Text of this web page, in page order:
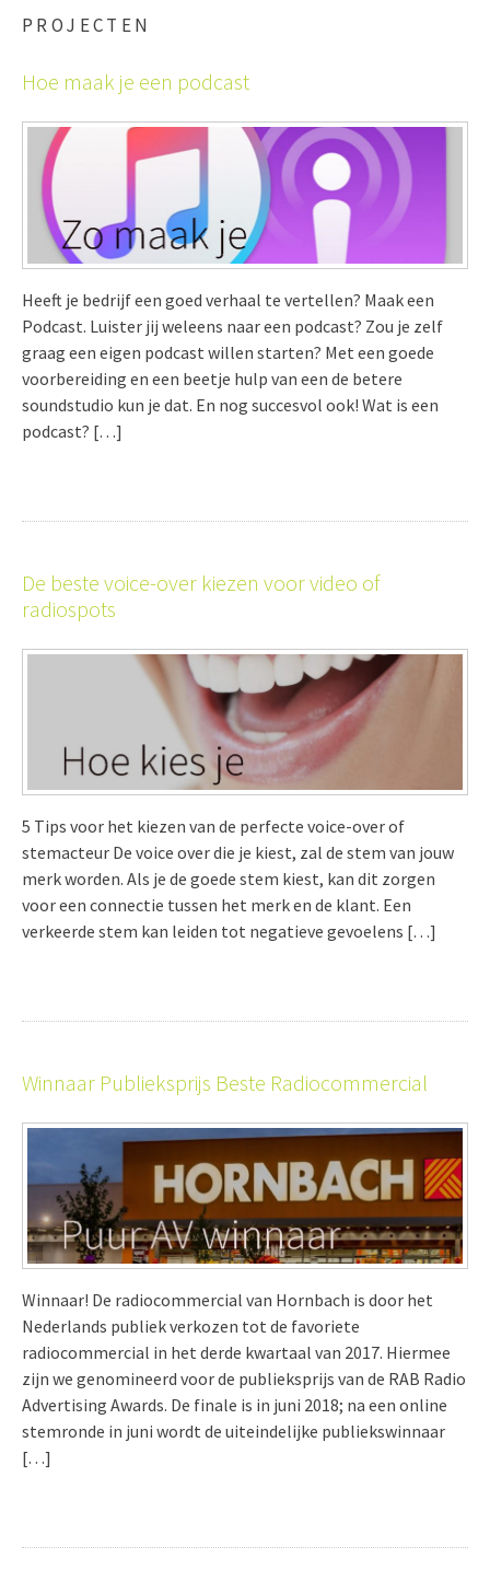
PROJECTEN
Hoe maak je een podcast
Heeft je bedrijf een goed verhaal te vertellen? Maak een
Podcast. Luister jij weleens naar een podcast? Zou je zelf
graag een eigen podcast willen starten? Met een goede
voorbereiding en een beetje hulp van een de betere
soundstudio kun je dat. En nog succesvol ook! Wat is een
podcast? […]
De beste voice-over kiezen voor video of
radiospots
5 Tips voor het kiezen van de perfecte voice-over of
stemacteur De voice over die je kiest, zal de stem van jouw
merk worden. Als je de goede stem kiest, kan dit zorgen
voor een connectie tussen het merk en de klant. Een
verkeerde stem kan leiden tot negatieve gevoelens […]
Winnaar Publieksprijs Beste Radiocommercial
Winnaar! De radiocommercial van Hornbach is door het
Nederlands publiek verkozen tot de favoriete
radiocommercial in het derde kwartaal van 2017. Hiermee
zijn we genomineerd voor de publieksprijs van de RAB Radio
Advertising Awards. De finale is in juni 2018; na een online
stemronde in juni wordt de uiteindelijke publiekswinnaar
[…]